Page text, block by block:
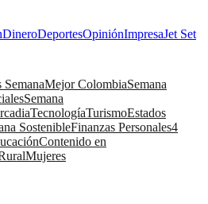
DineroDeportesOpiniónImpresaJet Set
SemanaMejor ColombiaSemana
Semana
TecnologíaTurismoEstados
SostenibleFinanzas Personales4
Contenido en
Mujeres